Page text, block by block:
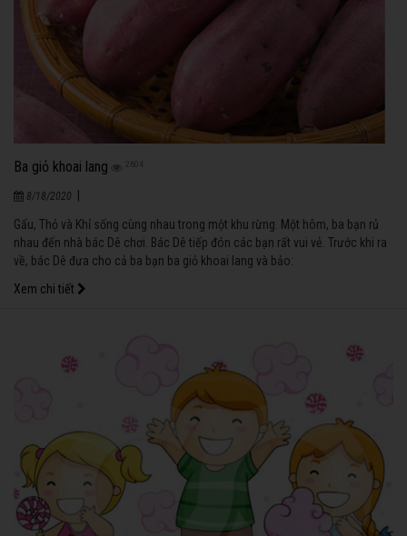
Ba giỏ khoai lang 2604
8/18/2020
Gấu, Thỏ và Khỉ sống cùng nhau trong một khu rừng. Một hôm, ba bạn rủ
nhau đến nhà bác Dê chơi. Bác Dê tiếp đón các bạn rất vui vẻ. Trước khi ra
về, bác Dê đưa cho cả ba bạn ba giỏ khoai lang và bảo:
Xem chi tiết